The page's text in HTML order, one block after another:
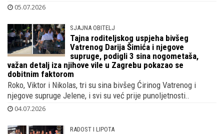
05.07.2026
SJAJNA OBITELJ
Tajna roditeljskog uspjeha bivšeg
Vatrenog Darija Šimića i njegove
supruge, podigli 3 sina nogometaša,
važan detalj iza njihove vile u Zagrebu pokazao se
dobitnim faktorom
Roko, Viktor i Nikolas, tri su sina bivšeg Ćirinog Vatrenog i
njegove supruge Jelene, i svi su već prije punoljetnosti..
04.07.2026
RADOST I LIPOTA